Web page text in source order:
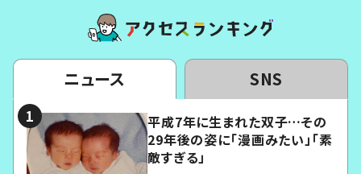
ニュース SNS
平成7年に生まれた双子…その
29年後の姿に「漫画みたい」「素
敵すぎる」